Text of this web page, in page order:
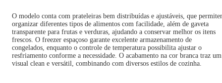
O modelo conta com prateleiras bem distribuídas e ajustáveis, que
organizar diferentes tipos de alimentos com facilidade, além de gaveta
transparente para frutas e verduras, ajudando a conservar melhor os itens
frescos. O freezer espaçoso garante excelente armazenamento de
congelados, enquanto o controle de temperatura possibilita ajustar o
resfriamento conforme a necessidade. O acabamento na cor branca traz um
visual clean e versátil, combinando com diversos estilos de cozinha.